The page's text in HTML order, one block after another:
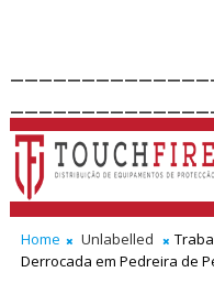
Home Unlabelled
Derrocada em Pedreira de